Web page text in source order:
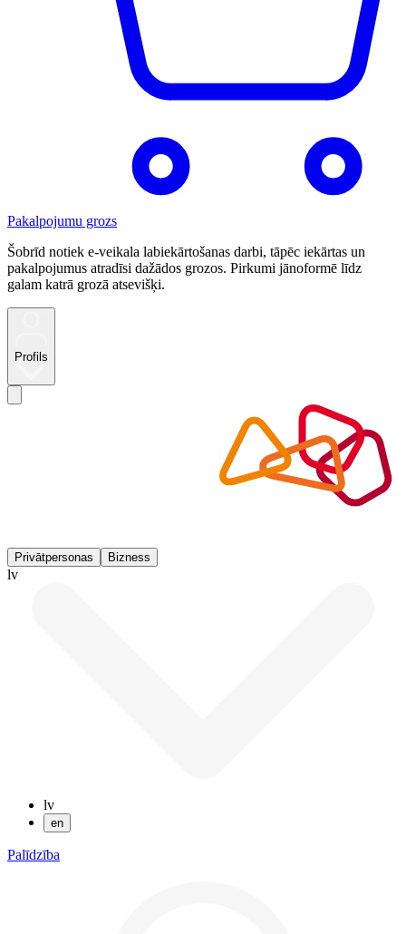
Pakalpojumu grozs
Šobrīd notiek e-veikala labiekārtošanas darbi, tāpēc iekārtas un
pakalpojumus atradīsi dažādos grozos. Pirkumi jānoformē līdz
galam katrā grozā atsevišķi.
Profils
Privātpersonas Bizness
lv
lv
en
Palīdzība